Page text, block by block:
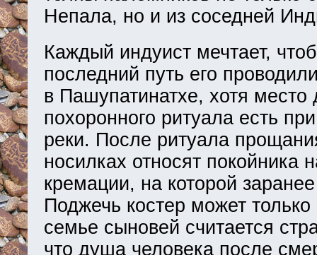
Непала, но и из соседней
Каждый индуист мечтает,
последний путь его
в Пашупатинатхе, хотя место
похоронного ритуала есть
реки. После ритуала
носилках относят
кремации, на которой
Поджечь костер может
семье сыновей считается
что душа человека после